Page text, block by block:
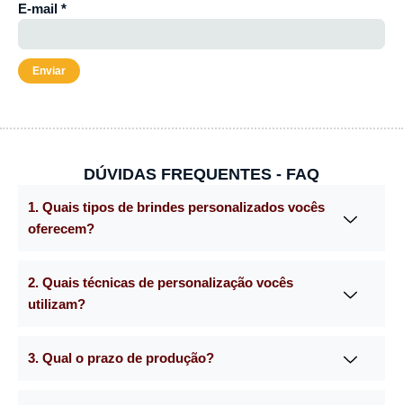
E-mail *
DÚVIDAS FREQUENTES - FAQ
1. Quais tipos de brindes personalizados vocês
oferecem?
2. Quais técnicas de personalização vocês
utilizam?
3. Qual o prazo de produção?